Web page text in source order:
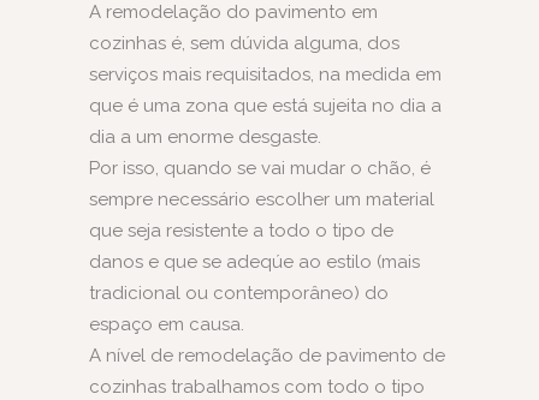
A remodelação do pavimento em
cozinhas é, sem dúvida alguma, dos
serviços mais requisitados, na medida em
que é uma zona que está sujeita no dia a
dia a um enorme desgaste.
Por isso, quando se vai mudar o chão, é
sempre necessário escolher um material
que seja resistente a todo o tipo de
danos e que se adeqúe ao estilo (mais
tradicional ou contemporâneo) do
espaço em causa.
A nível de remodelação de pavimento de
cozinhas trabalhamos com todo o tipo